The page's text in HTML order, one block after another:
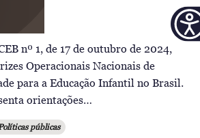
nº 1, de 17 de outubro de 2024,
Operacionais Nacionais de
para a Educação Infantil no Brasil.
orientações…
públicas